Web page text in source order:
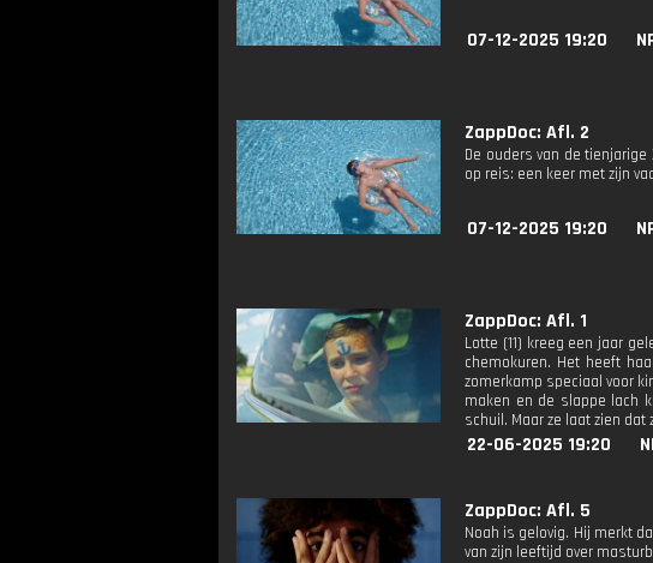
07-12-2025 19:20
ZappDoc: Afl. 2
De ouders van de
op reis: een keer met zijn
07-12-2025 19:20
ZappDoc: Afl. 1
Lotte (11) kreeg een jaar
chemokuren. Het heeft
zomerkamp speciaal voor
maken en de slappe lach
schuil. Maar ze laat zien
22-06-2025 19:20
ZappDoc: Afl. 5
Noah is gelovig. Hij merkt
van zijn leeftijd over